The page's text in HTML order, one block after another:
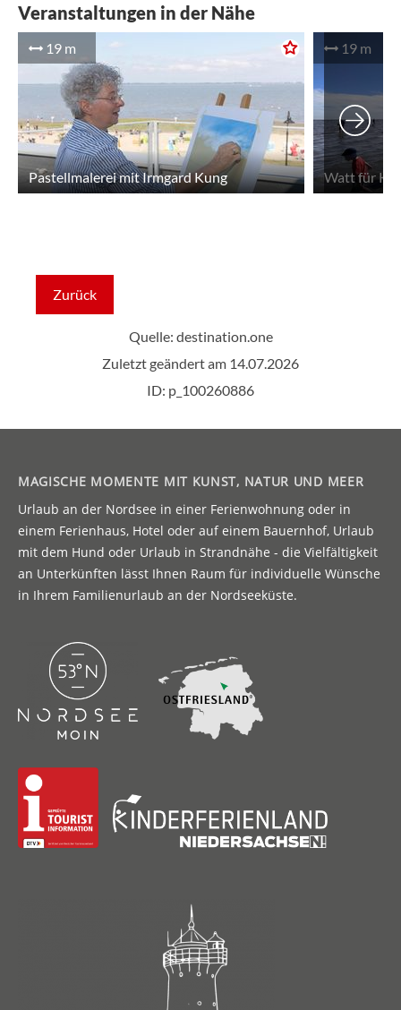
MAGISCHE MOMENTE MIT KUNST, NATUR UND MEER
Urlaub an der Nordsee in einer Ferienwohnung oder in
einem Ferienhaus, Hotel oder auf einem Bauernhof, Urlaub
mit dem Hund oder Urlaub in Strandnähe - die Vielfältigkeit
an Unterkünften lässt Ihnen Raum für individuelle Wünsche
in Ihrem Familienurlaub an der Nordseeküste.